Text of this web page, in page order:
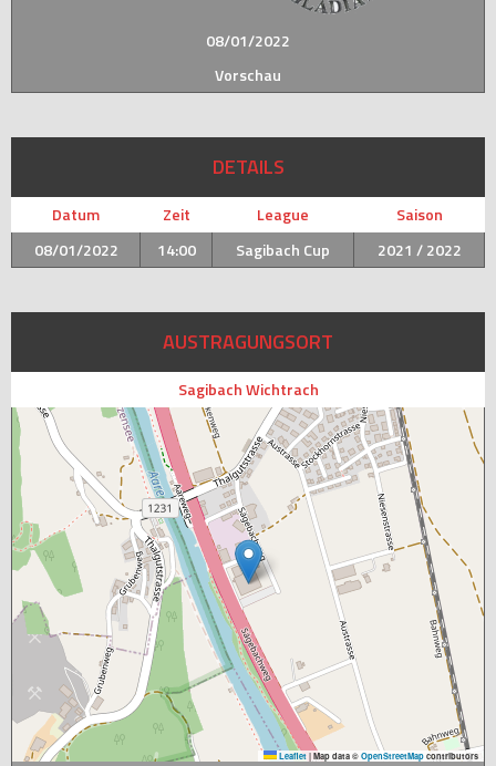
08/01/2022
Vorschau
DETAILS
Datum Zeit League
Saison
08/01/2022
14:00 Sagibach Cup 2021 / 2022
AUSTRAGUNGSORT
Sagibach Wichtrach
Leaflet | Map data © OpenStreetMap contributors